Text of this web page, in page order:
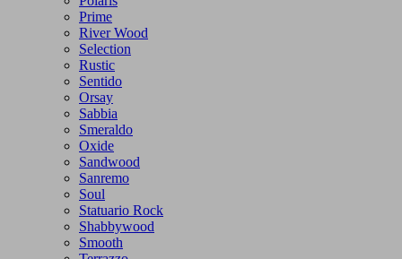
Prime
River Wood
Selection
Rustic
Sentido
Orsay
Sabbia
Smeraldo
Oxide
Sandwood
Sanremo
Soul
Statuario Rock
Shabbywood
Smooth